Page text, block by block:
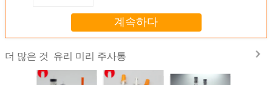
계속하다
더 많은 것 유리 미리 주사통